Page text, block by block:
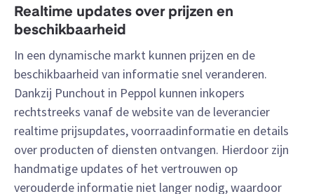
Realtime updates over prijzen en
beschikbaarheid
In een dynamische markt kunnen prijzen en de
beschikbaarheid van informatie snel veranderen.
Dankzij Punchout in Peppol kunnen inkopers
rechtstreeks vanaf de website van de leverancier
realtime prijsupdates, voorraadinformatie en details
over producten of diensten ontvangen. Hierdoor zijn
handmatige updates of het vertrouwen op
verouderde informatie niet langer nodig, waardoor